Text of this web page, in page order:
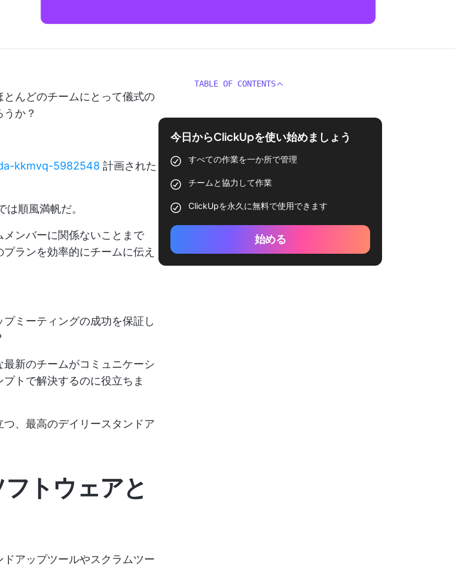
んどのチームにとって儀式の
か？
kkmvq-5982548 計画された
順風満帆だ。
ンバーに関係ないことまで
ランを効率的にチームに伝え
ミーティングの成功を保証し
新のチームがコミュニケーシ
トで解決するのに役立ちま
、最高のデイリースタンドア
トウェアと
アップツールやスクラムツー
TABLE OF CONTENTS
今日からClickUpを使い始めましょう
すべての作業を一か所で管理
チームと協力して作業
ClickUpを永久に無料で使用できます
始める